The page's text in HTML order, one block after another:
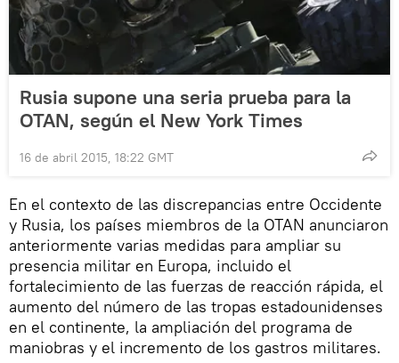
Rusia supone una seria prueba para la
OTAN, según el New York Times
16 de abril 2015, 18:22 GMT
En el contexto de las discrepancias entre Occidente
y Rusia, los países miembros de la OTAN anunciaron
anteriormente varias medidas para ampliar su
presencia militar en Europa, incluido el
fortalecimiento de las fuerzas de reacción rápida, el
aumento del número de las tropas estadounidenses
en el continente, la ampliación del programa de
maniobras y el incremento de los gastros militares.